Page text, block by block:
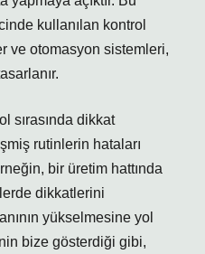
kullanılan kontrol
ve otomasyon sistemleri,
sırasında dikkat
rutinlerin hataları
bir üretim hattında
dikkatlerini
yükselmesine yol
bize gösterdiği gibi,